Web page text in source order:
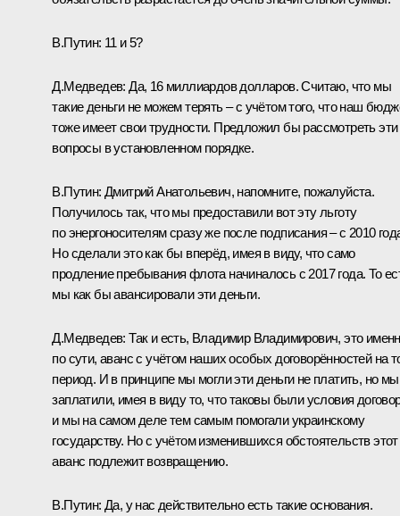
B.Путин: 11 и 5?
Д.Медведев: Да, 16 миллиардов долларов. Считаю, что мы
такие деньги не можем терять – с учётом того, что наш
тоже имеет свои трудности. Предложил бы рассмотреть эти
вопросы в установленном порядке.
B.Путин: Дмитрий Анатольевич, напомните, пожалуйста.
Получилось так, что мы предоставили вот эту льготу
по энергоносителям сразу же после подписания – с 2010
Но сделали это как бы вперёд, имея в виду, что само
продление пребывания флота начиналось с 2017 года. То
мы как бы авансировали эти деньги.
Д.Медведев: Так и есть, Владимир Владимирович, это
по сути, аванс с учётом наших особых договорённостей на
период. И в принципе мы могли эти деньги не платить, но
заплатили, имея в виду то, что таковы были условия
и мы на самом деле тем самым помогали украинскому
государству. Но с учётом изменившихся обстоятельств этот
аванс подлежит возвращению.
B.Путин: Да, у нас действительно есть такие основания.